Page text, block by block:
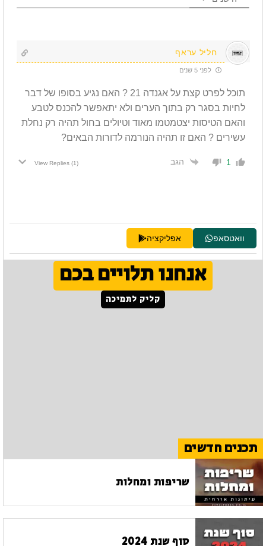
חליל עראף
לפני 5 שנים
תוכל לפרט קצת על אגנדה 21 ? האם נגיע בסופו של דבר
לחיות בסגר רק בתוך הערים ולא יתאפשר להכנס לטבע
והאם הטיסות יצטמטמו מאוד וטיולים בחול תהיה רק נחלת
עשירים ? האם זו תהיה הנורמה לדורות הבאים?
1 הגב View Replies (1)
וואטסאפ אפליקציה
אנחנו תלויים בכם
קליק לתמיכה
תכנים חדשים
שריפות ומחלות
סוף שנת 2024